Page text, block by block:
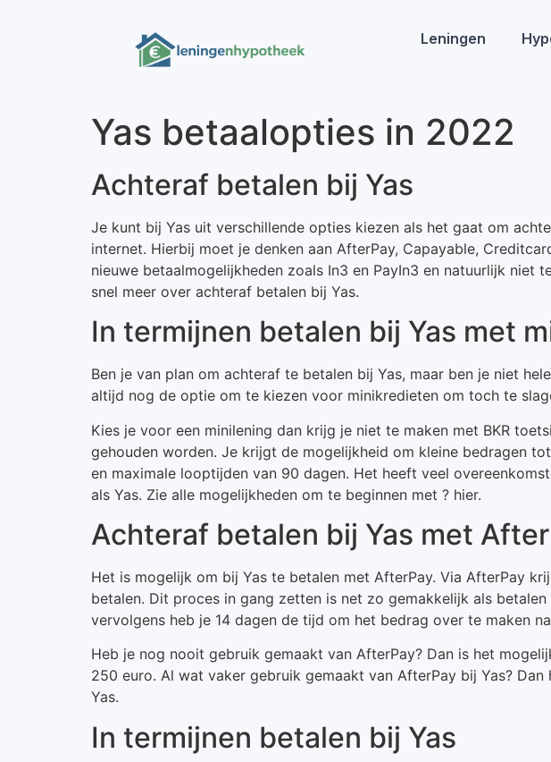
Leningen
Yas betaalopties in 2022
Achteraf betalen bij Yas
Je kunt bij Yas uit verschillende opties kiezen als het gaat om
internet. Hierbij moet je denken aan AfterPay, Capayable,
nieuwe betaalmogelijkheden zoals In3 en PayIn3 en natuurlijk
snel meer over achteraf betalen bij Yas.
In termijnen betalen bij Yas met
Ben je van plan om achteraf te betalen bij Yas, maar ben je niet
altijd nog de optie om te kiezen voor minikredieten om toch te
Kies je voor een minilening dan krijg je niet te maken met BKR
gehouden worden. Je krijgt de mogelijkheid om kleine bedragen
en maximale looptijden van 90 dagen. Het heeft veel
als Yas. Zie alle mogelijkheden om te beginnen met ? hier.
Achteraf betalen bij Yas met
Het is mogelijk om bij Yas te betalen met AfterPay. Via AfterPay
betalen. Dit proces in gang zetten is net zo gemakkelijk als
vervolgens heb je 14 dagen de tijd om het bedrag over te maken
Heb je nog nooit gebruik gemaakt van AfterPay? Dan is het
250 euro. Al wat vaker gebruik gemaakt van AfterPay bij Yas?
Yas.
In termijnen betalen bij Yas